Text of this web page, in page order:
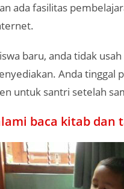
ada fasilitas
baru, anda tidak
Anda tinggal
untuk santri setelah
baca kitab dan